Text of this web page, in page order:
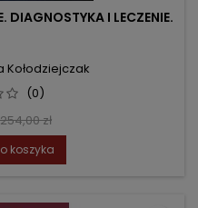
DIAGNOSTYKA I LECZENIE.
Kołodziejczak
(0)
Cena
254,00 zł
koszyka